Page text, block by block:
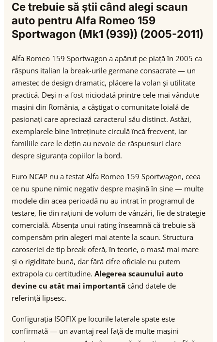
Ce trebuie să știi când alegi scaun
auto pentru Alfa Romeo 159
Sportwagon (Mk1 (939)) (2005-2011)
Alfa Romeo 159 Sportwagon a apărut pe piață în 2005 ca
răspuns italian la break-urile germane consacrate — un
amestec de design dramatic, plăcere la volan și utilitate
practică. Deși n-a fost niciodată printre cele mai vândute
mașini din România, a câștigat o comunitate loială de
pasionați care apreciază caracterul său distinct. Astăzi,
exemplarele bine întreținute circulă încă frecvent, iar
familiile care le dețin au nevoie de răspunsuri clare
despre siguranța copiilor la bord.
Euro NCAP nu a testat Alfa Romeo 159 Sportwagon, ceea
ce nu spune nimic negativ despre mașină în sine — multe
modele din acea perioadă nu au intrat în programul de
testare, fie din rațiuni de volum de vânzări, fie de strategie
comercială. Absența unui rating înseamnă că trebuie să
compensăm prin alegeri mai atente la scaun. Structura
caroseriei de tip break oferă, în teorie, o masă mai mare
și o rigiditate bună, dar fără cifre oficiale nu putem
extrapola cu certitudine. Alegerea scaunului auto
devine cu atât mai importantă când datele de
referință lipsesc.
Configurația ISOFIX pe locurile laterale spate este
confirmată — un avantaj real față de multe mașini